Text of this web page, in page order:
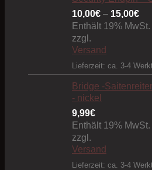
10,00€ – 15,00€
Enthält 19% MwSt.
zzgl.
Versand
Lieferzeit: ca. 3-4
Bridge -
- nickel
9,99€
Enthält 19% MwSt.
zzgl.
Versand
Lieferzeit: ca. 3-4